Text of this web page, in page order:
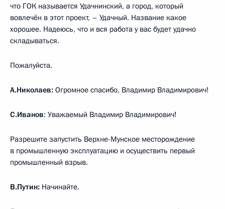
что ГОК называется Удачнинский, а город, который
вовлечён в этот проект, – Удачный. Название какое
хорошее. Надеюсь, что и вся работа у вас будет удачно
складываться.
Пожалуйста.
А.Николаев: Огромное спасибо, Владимир Владимирович!
С.Иванов: Уважаемый Владимир Владимирович!
Разрешите запустить Верхне-Мунское месторождение
в промышленную эксплуатацию и осуществить первый
промышленный взрыв.
В.Путин: Начинайте.